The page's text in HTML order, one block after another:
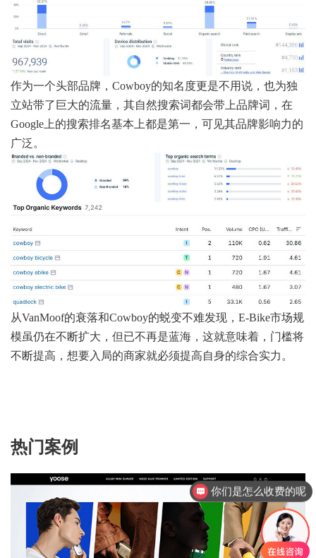
作为一个头部品牌，Cowboy的知名度更是不用说，也为独
立站带了巨大的流量，其自然搜索词都会带上品牌词，在
Google上的搜索排名基本上都是第一，可见其品牌影响力的
广泛。
从VanMoof的衰落和Cowboy的蜕变不难发现，E-Bike市场规
模虽仍在不断扩大，但已不再是蓝海，这就意味着，门槛将
不断提高，想要入局的商家就必须提高自身的综合实力。
热门案例
你们是怎么收费的呢